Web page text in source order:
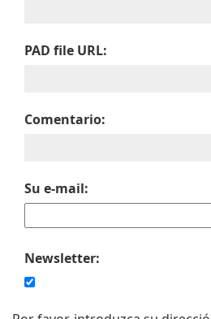
PAD file URL:
Comentario:
Su e-mail:
Newsletter: